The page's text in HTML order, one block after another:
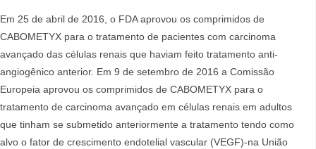
Em 25 de abril de 2016, o FDA aprovou os comprimidos de
CABOMETYX para o tratamento de pacientes com carcinoma
avançado das células renais que haviam feito tratamento anti-
angiogênico anterior. Em 9 de setembro de 2016 a Comissão
Europeia aprovou os comprimidos de CABOMETYX para o
tratamento de carcinoma avançado em células renais em adultos
que tinham se submetido anteriormente a tratamento tendo como
alvo o fator de crescimento endotelial vascular (VEGF)-na União